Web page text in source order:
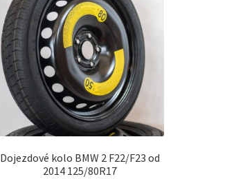
Dojezdové kolo BMW 2 F22/F23 od
2014 125/80R17